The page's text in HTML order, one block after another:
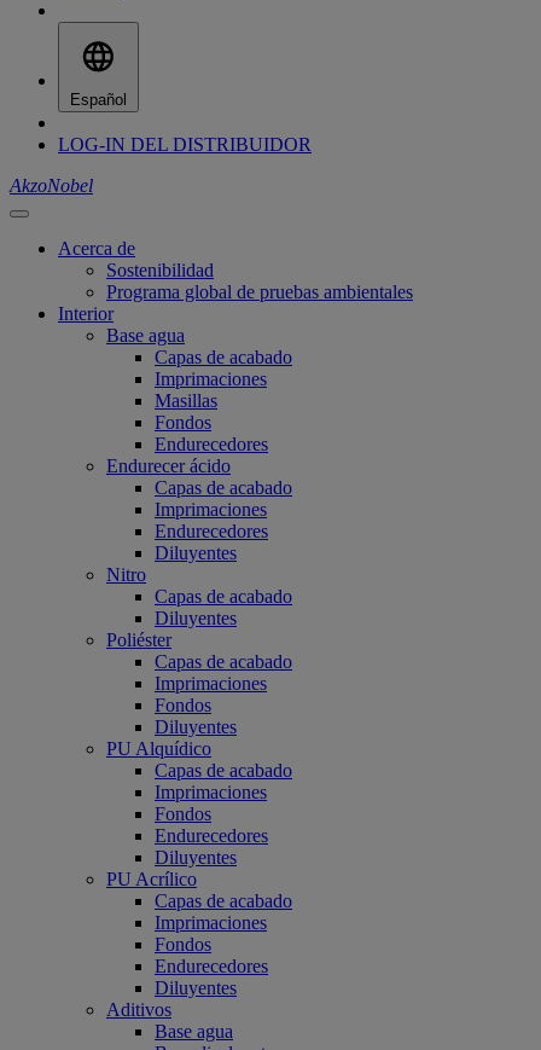
Español
LOG-IN DEL DISTRIBUIDOR
AkzoNobel
Acerca de
Sostenibilidad
Programa global de pruebas ambientales
Interior
Base agua
Capas de acabado
Imprimaciones
Masillas
Fondos
Endurecedores
Endurecer ácido
Capas de acabado
Imprimaciones
Endurecedores
Diluyentes
Nitro
Capas de acabado
Diluyentes
Poliéster
Capas de acabado
Imprimaciones
Fondos
Diluyentes
PU Alquídico
Capas de acabado
Imprimaciones
Fondos
Endurecedores
Diluyentes
PU Acrílico
Capas de acabado
Imprimaciones
Fondos
Endurecedores
Diluyentes
Aditivos
Base agua